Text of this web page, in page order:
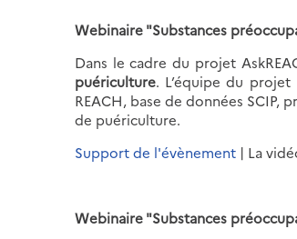
Webinaire "Substances
Dans le cadre du projet
puériculture. L’équipe du
REACH, base de données
de puériculture.
Support de l'évènement | La
Webinaire "Substances